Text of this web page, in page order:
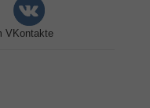
VKontakte